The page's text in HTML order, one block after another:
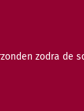
zodra de